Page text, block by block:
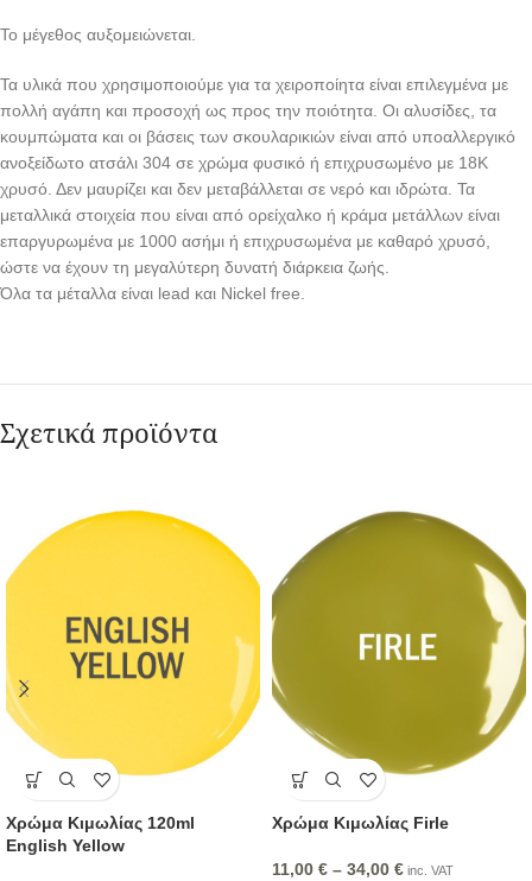
Το μέγεθος αυξομειώνεται.
Τα υλικά που χρησιμοποιούμε για τα χειροποίητα είναι επιλεγμένα με
πολλή αγάπη και προσοχή ως προς την ποιότητα. Οι αλυσίδες, τα
κουμπώματα και οι βάσεις των σκουλαρικιών είναι από υποαλλεργικό
ανοξείδωτο ατσάλι 304 σε χρώμα φυσικό ή επιχρυσωμένο με 18Κ
χρυσό. Δεν μαυρίζει και δεν μεταβάλλεται σε νερό και ιδρώτα. Τα
μεταλλικά στοιχεία που είναι από ορείχαλκο ή κράμα μετάλλων είναι
επαργυρωμένα με 1000 ασήμι ή επιχρυσωμένα με καθαρό χρυσό,
ώστε να έχουν τη μεγαλύτερη δυνατή διάρκεια ζωής.
Όλα τα μέταλλα είναι lead και Nickel free.
Σχετικά προϊόντα
Χρώμα Κιμωλίας 120ml
English Yellow
Χρώμα Κιμωλίας Firle
11,00 € – 34,00 € inc. VAT